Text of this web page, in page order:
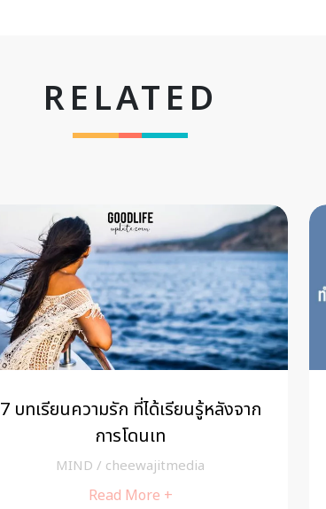
RELATED
7 บทเรียนความรัก ที่ได้เรียนรู้หลังจาก
การโดนเท
MIND / cheewajitmedia
Read More +